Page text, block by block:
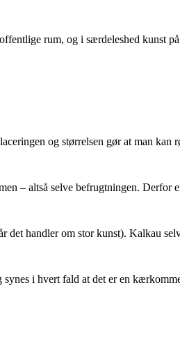
rum, og i særdeleshed kunst
og størrelsen gør at man kan
– altså selve befrugtningen. Derfor
handler om stor kunst). Kalkau
synes i hvert fald at det er en